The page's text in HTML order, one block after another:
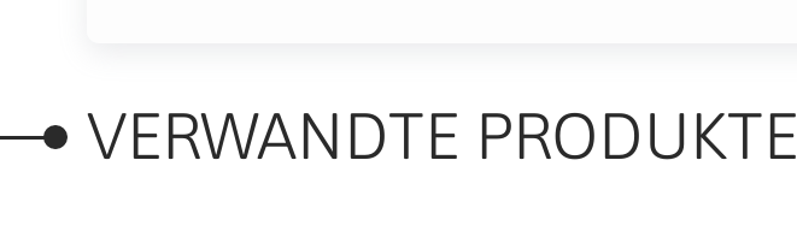
VERWANDTE PRODUKTE